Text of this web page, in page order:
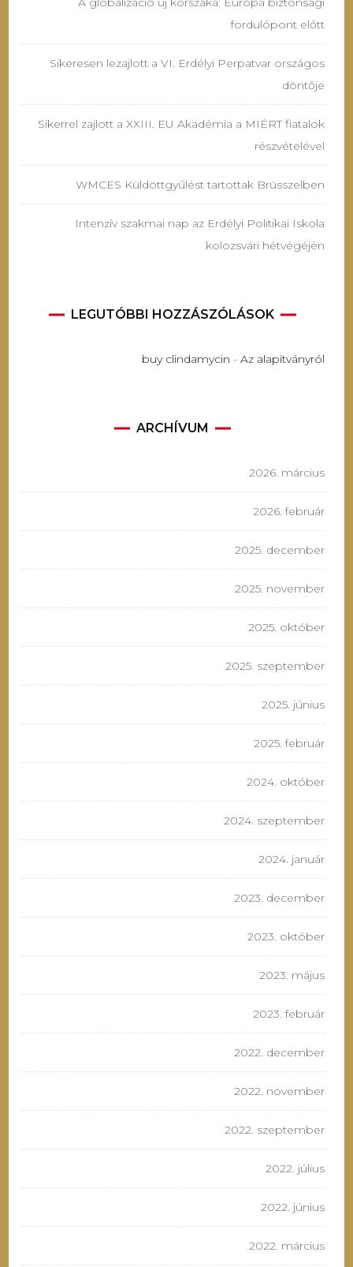
fordulópont előtt
Sikeresen lezajlott a VI. Erdélyi Perpatvar országos
döntője
Sikerrel zajlott a XXIII. EU Akadémia a MIÉRT fiatalok
részvételével
WMCES Küldöttgyűlést tartottak Brüsszelben
Intenzív szakmai nap az Erdélyi Politikai Iskola
kolozsvári hétvégéjén
LEGUTÓBBI HOZZÁSZÓLÁSOK
buy clindamycin - Az alapítványról
ARCHÍVUM
2026. március
2026. február
2025. december
2025. november
2025. október
2025. szeptember
2025. június
2025. február
2024. október
2024. szeptember
2024. január
2023. december
2023. október
2023. május
2023. február
2022. december
2022. november
2022. szeptember
2022. július
2022. június
2022. március